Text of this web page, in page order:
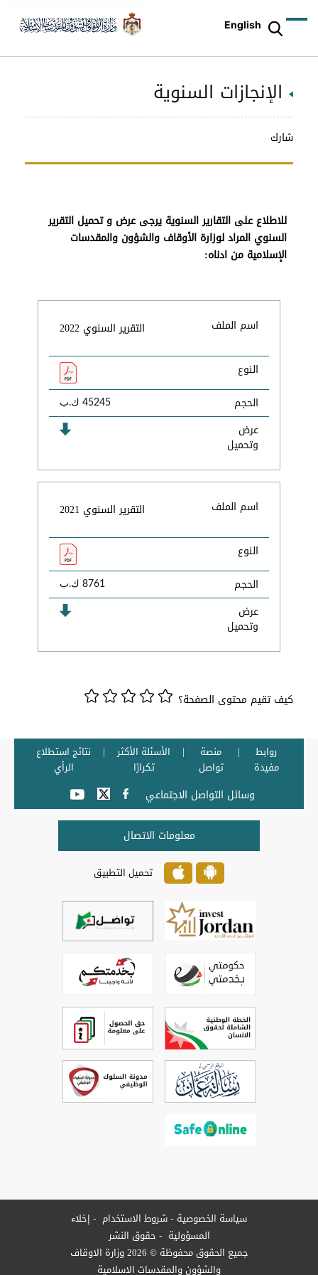
English
الإنجازات السنوية
شارك
للاطلاع على التقارير السنوية يرجى عرض و تحميل التقرير
السنوي المراد لوزارة الأوقاف والشؤون والمقدسات
الإسلامية من ادناه:
اسم الملف التقرير السنوي 2022
النوع
الحجم
45245 ك.ب
عرض
وتحميل
اسم الملف التقرير السنوي 2021
النوع
الحجم
8761 ك.ب
عرض
وتحميل
كيف تقيم محتوى الصفحة؟
روابط
مفيدة
منصة
تواصل
الأسئلة الأكثر
تكرارًا
نتائج استطلاع
الرأي
وسائل التواصل الاجتماعي
معلومات الاتصال
تحميل التطبيق
سياسة الخصوصية شروط الاستخدام
إخلاء
المسؤولية
حقوق النشر
جميع الحقوق محفوظة © 2026 وزارة الاوقاف
والشؤون والمقدسات الاسلامية